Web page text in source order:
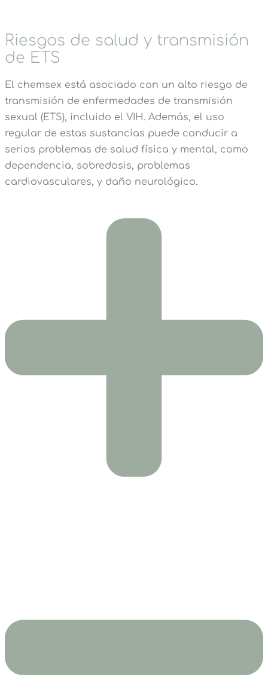
Riesgos de salud y transmisión
de ETS
El chemsex está asociado con un alto riesgo de
transmisión de enfermedades de transmisión
sexual (ETS), incluido el VIH. Además, el uso
regular de estas sustancias puede conducir a
serios problemas de salud física y mental, como
dependencia, sobredosis, problemas
cardiovasculares, y daño neurológico.